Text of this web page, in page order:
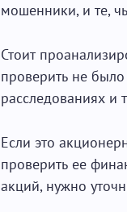
мошенники, и те,
Стоит
проверить не
расследованиях и
Если это
проверить ее
акций, нужно